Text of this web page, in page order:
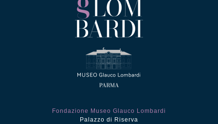
Fondazione Museo Glauco Lombardi
Palazzo di Riserva